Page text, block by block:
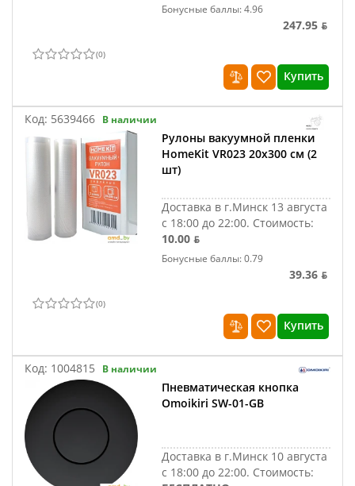
Бонусные баллы: 4.96
247.95 ƃ
(0)
Купить
Код: 5639466 В наличии
Рулоны вакуумной пленки
HomeKit VR023 20х300 см (2
шт)
Доставка в г.Минск 13 августа
с 18:00 до 22:00. Стоимость:
10.00 ƃ
Бонусные баллы: 0.79
39.36 ƃ
(0)
Купить
Код: 1004815 В наличии
Пневматическая кнопка
Omoikiri SW-01-GB
Доставка в г.Минск 10 августа
с 18:00 до 22:00. Стоимость: